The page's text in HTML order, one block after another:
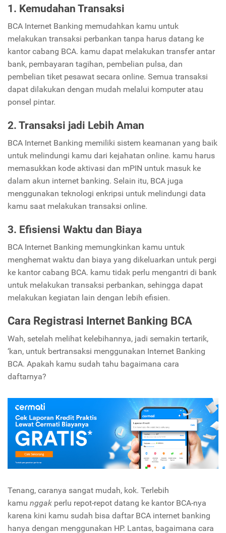
1. Kemudahan Transaksi
BCA Internet Banking memudahkan kamu untuk
melakukan transaksi perbankan tanpa harus datang ke
kantor cabang BCA. kamu dapat melakukan transfer antar
bank, pembayaran tagihan, pembelian pulsa, dan
pembelian tiket pesawat secara online. Semua transaksi
dapat dilakukan dengan mudah melalui komputer atau
ponsel pintar.
2. Transaksi jadi Lebih Aman
BCA Internet Banking memiliki sistem keamanan yang baik
untuk melindungi kamu dari kejahatan online. kamu harus
memasukkan kode aktivasi dan mPIN untuk masuk ke
dalam akun internet banking. Selain itu, BCA juga
menggunakan teknologi enkripsi untuk melindungi data
kamu saat melakukan transaksi online.
3. Efisiensi Waktu dan Biaya
BCA Internet Banking memungkinkan kamu untuk
menghemat waktu dan biaya yang dikeluarkan untuk pergi
ke kantor cabang BCA. kamu tidak perlu mengantri di bank
untuk melakukan transaksi perbankan, sehingga dapat
melakukan kegiatan lain dengan lebih efisien.
Cara Registrasi Internet Banking BCA
Wah, setelah melihat kelebihannya, jadi semakin tertarik,
‘kan, untuk bertransaksi menggunakan Internet Banking
BCA. Apakah kamu sudah tahu bagaimana cara
daftarnya?
Tenang, caranya sangat mudah, kok. Terlebih
kamu nggak perlu repot-repot datang ke kantor BCA-nya
karena kini kamu sudah bisa daftar BCA internet banking
hanya dengan menggunakan HP. Lantas, bagaimana cara